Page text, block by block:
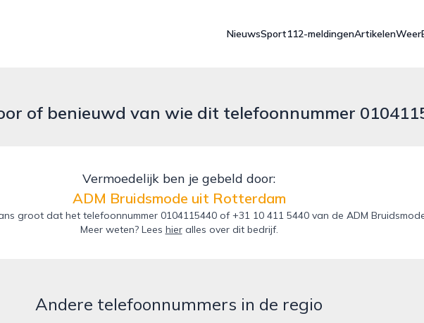
NieuwsSport112-meldingenArtikelenWeer
of benieuwd van wie dit telefoonnummer
Vermoedelijk ben je gebeld door:
ADM Bruidsmode uit Rotterdam
groot dat het telefoonnummer 0104115440 of +31 10 411 5440 van de ADM
Meer weten? Lees hieralles over dit bedrijf.
Andere telefoonnummers in de regio